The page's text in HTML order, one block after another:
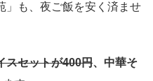
」も、夜ご飯を安く済ませ
スセットが400円、中華そ